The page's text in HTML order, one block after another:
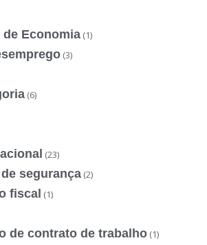
de Economia (1)
(3)
(6)
(23)
segurança (2)
fiscal (1)
de contrato de trabalho (1)